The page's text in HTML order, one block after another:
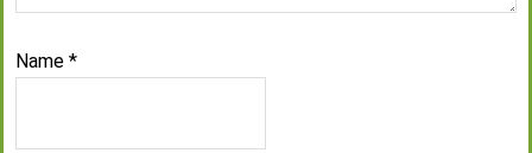
Name *